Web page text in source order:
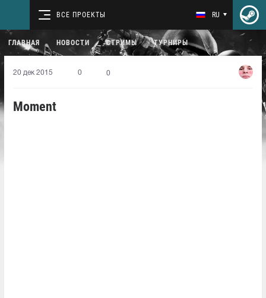
ВСЕ ПРОЕКТЫ RU
ГЛАВНАЯ НОВОСТИ СТРИМЫ ТУРНИРЫ
20 дек 2015 0 0
Moment